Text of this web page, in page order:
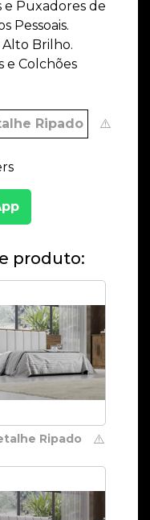
e Puxadores de
Pessoais.
Brilho.
e Colchões
Ripado ⚠️
produto:
Ripado ⚠️